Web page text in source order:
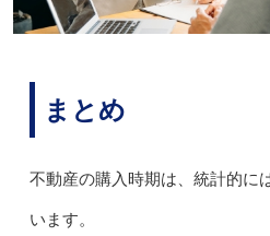
まとめ
不動産の購入時期は、統計的に
います。